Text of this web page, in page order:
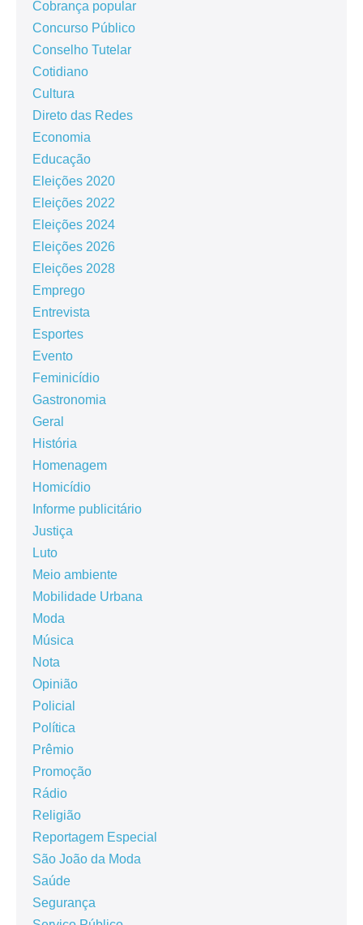
Cobrança popular
Concurso Público
Conselho Tutelar
Cotidiano
Cultura
Direto das Redes
Economia
Educação
Eleições 2020
Eleições 2022
Eleições 2024
Eleições 2026
Eleições 2028
Emprego
Entrevista
Esportes
Evento
Feminicídio
Gastronomia
Geral
História
Homenagem
Homicídio
Informe publicitário
Justiça
Luto
Meio ambiente
Mobilidade Urbana
Moda
Música
Nota
Opinião
Policial
Política
Prêmio
Promoção
Rádio
Religião
Reportagem Especial
São João da Moda
Saúde
Segurança